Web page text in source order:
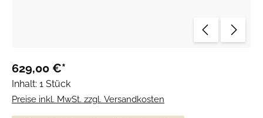
629,00 €*
Inhalt: 1 Stück
Preise inkl. MwSt. zzgl. Versandkosten